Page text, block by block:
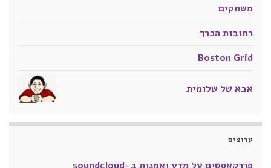
משחקים
רחובות הכרך
Boston Grid
אבא של שלומית
ערוצים